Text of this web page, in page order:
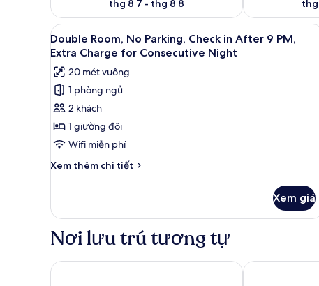
thg 8 7 - thg 8 8
Xem
tất
cả
ảnh
Double
Room,
No
Parking,
Check
in
9
PM,
Extra
for
Double Room, No Parking,
32
Double Room, No Parking, Check in After 9 PM,
Extra Charge for Consecutive Night
20 mét vuông
1 phòng ngủ
2 khách
1 giường đôi
Wifi miễn phí
Xem thêm chi tiết
Chi
Double
No
Check
Xem giá
Nơi lưu trú tương tự
Connected Hotel Guro Aroma Hotel